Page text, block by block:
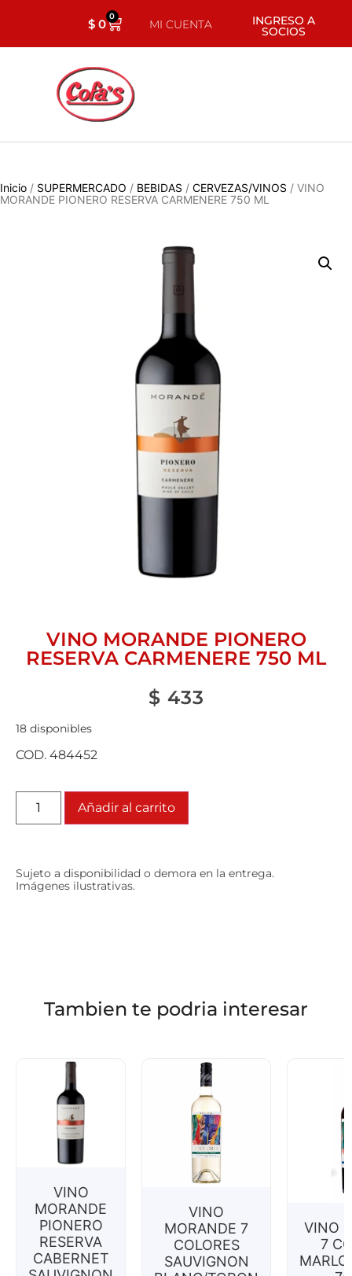
$0 0
MI CUENTA INGRESO A
SOCIOS
Inicio / SUPERMERCADO / BEBIDAS / CERVEZAS/VINOS / VINO
MORANDE PIONERO RESERVA CARMENERE 750 ML
VINO MORANDE PIONERO
RESERVA CARMENERE 750 ML
$ 433
18 disponibles
COD. 484452
Añadir al carrito
Sujeto a disponibilidad o demora en la entrega.
Imágenes ilustrativas.
Tambien te podria interesar
VINO
MORANDE
PIONERO
RESERVA
CABERNET
VINO
MORANDE 7
COLORES
SAUVIGNON
VINO
7